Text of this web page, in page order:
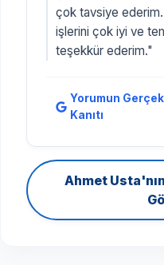
çok tavsiye
işlerini çok iyi ve
teşekkür ederim."
Yorumun
Kanıtı
Ahmet